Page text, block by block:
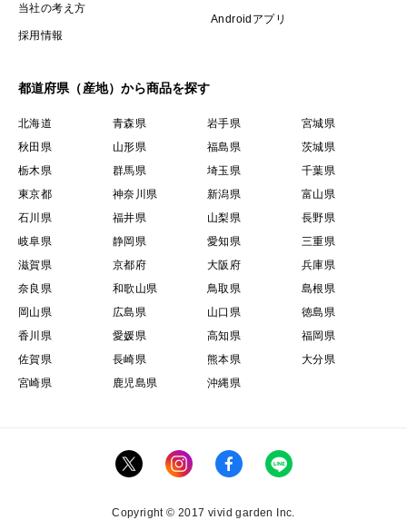
当社の考え方
採用情報
Androidアプリ
都道府県（産地）から商品を探す
北海道 青森県 岩手県
宮城県
秋田県
山形県 福島県
茨城県
栃木県
群馬県 埼玉県
千葉県
東京都
神奈川県 新潟県
富山県
石川県
福井県 山梨県
長野県
岐阜県
静岡県 愛知県
三重県
滋賀県
京都府 大阪府
兵庫県
奈良県
和歌山県 鳥取県
島根県
岡山県
広島県 山口県
徳島県
香川県
愛媛県 高知県
福岡県
佐賀県
長崎県 熊本県
大分県
宮崎県
鹿児島県 沖縄県
Copyright © 2017 vivid garden Inc.